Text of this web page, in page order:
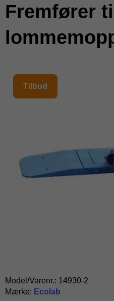
Fremfører
Tilbud
Model/Varenr.: 14930-2
Mærke: Ecolab